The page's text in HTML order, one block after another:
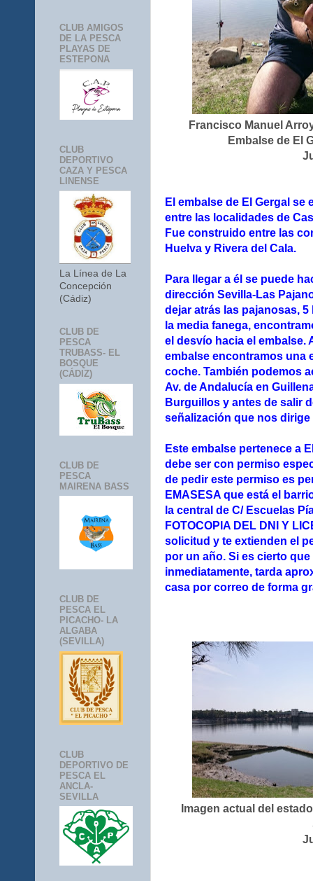
Francisco Manuel
Embalse de El
El embalse de El Gergal
entre las localidades de
Fue construido entre las
Huelva y Rivera del Cala.
Para llegar a él se puede
dirección Sevilla-Las
dejar atrás las pajanosas,
la media fanega,
el desvío hacia el embalse.
embalse encontramos una
coche. También podemos
Av. de Andalucía en
Burguillos y antes de salir
señalización que nos dirige
Este embalse pertenece a
debe ser con permiso
de pedir este permiso es
EMASESA que está el
la central de C/ Escuelas
FOTOCOPIA DEL DNI Y
solicitud y te extienden el
por un año. Si es cierto
inmediatamente, tarda
casa por correo de forma
Imagen actual del
CLUB AMIGOS
DE LA PESCA
PLAYAS DE
ESTEPONA
CLUB
DEPORTIVO
CAZA Y PESCA
LINENSE
La Línea de La
Concepción
(Cádiz)
CLUB DE
PESCA
TRUBASS- EL
BOSQUE
(CÁDIZ)
CLUB DE
PESCA
MAIRENA BASS
CLUB DE
PESCA EL
PICACHO- LA
ALGABA
(SEVILLA)
CLUB
DEPORTIVO DE
PESCA EL
ANCLA-
SEVILLA